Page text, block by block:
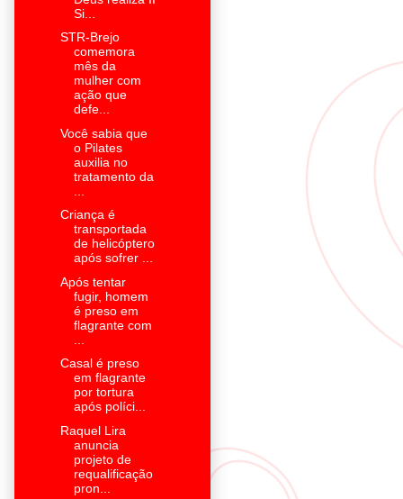
Si...
STR-Brejo
comemora
mês da
mulher com
ação que
defe...
Você sabia que
o Pilates
auxilia no
tratamento da
Criança é
transportada
de helicóptero
após sofrer ...
Após tentar
fugir, homem
é preso em
flagrante com
Casal é preso
em flagrante
por tortura
após políci...
Raquel Lira
anuncia
projeto de
requalificação
pron...